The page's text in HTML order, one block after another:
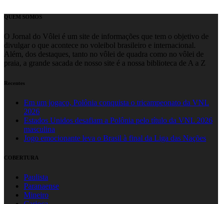
QUEM SOMOS
O Jornal do Vôlei é um site de informações que tem o objetivo de
divulgar o que acontece no voleibol brasileiro e internacional.
Além, dos destaques, tanto no vôlei de quadra como no vôlei de
praia, a grande sacada de nosso site é a nossa biblioteca de A a Z
Recentes
Em um jogaço, Polônia conquista o tricampeonato da VNL
2026
Estados Unidos desafiam a Polônia pelo título da VNL 2026
masculina
Jogo emocionante leva o Brasil à final da Liga das Nações
COBERTURA
Paulista
Paranaense
Mineiro